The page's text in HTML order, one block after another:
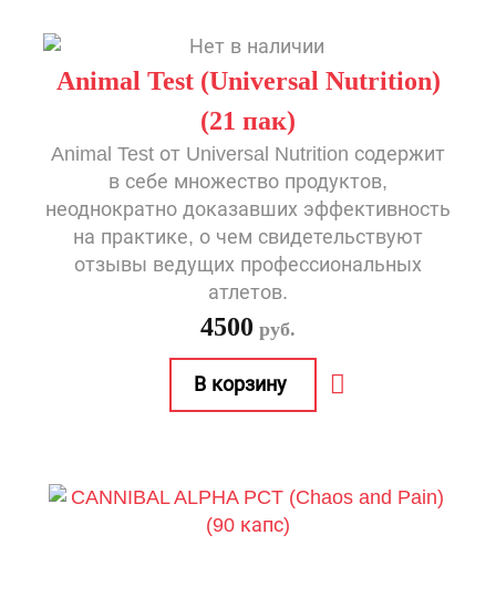
Animal Test (Universal Nutrition)
(21 пак)
Animal Test от Universal Nutrition содержит
в себе множество продуктов,
неоднократно доказавших эффективность
на практике, о чем свидетельствуют
отзывы ведущих профессиональных
атлетов.
4500 руб.